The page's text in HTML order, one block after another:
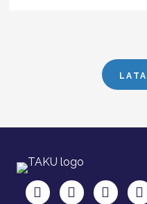
TAKU Facebookissa
TAKU Twitterissä
TAKU